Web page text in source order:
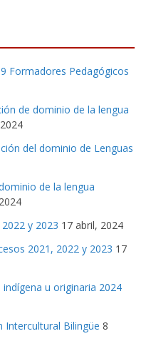
Formadores Pedagógicos
de dominio de la lengua
del dominio de Lenguas
de la lengua
y 2023 17 abril, 2024
2021, 2022 y 2023 17
u originaria 2024
Intercultural Bilingüe 8